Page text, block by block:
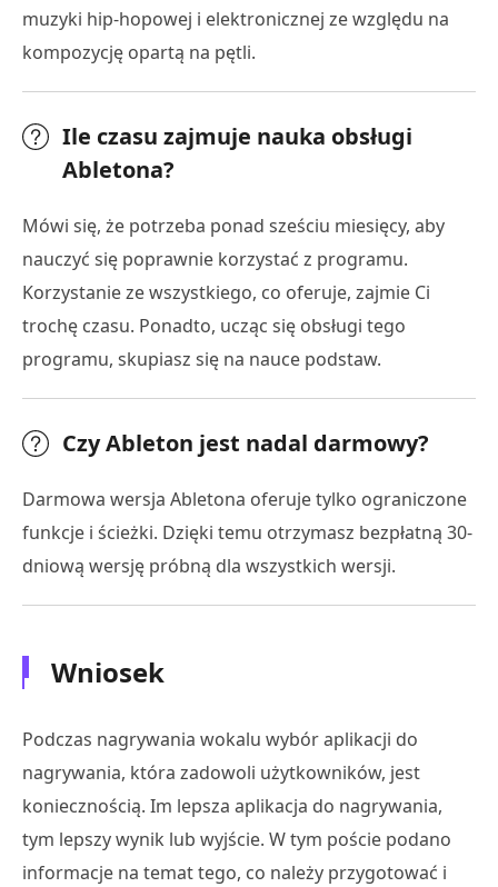
muzyki hip-hopowej i elektronicznej ze względu na
kompozycję opartą na pętli.
Ile czasu zajmuje nauka obsługi
Abletona?
Mówi się, że potrzeba ponad sześciu miesięcy, aby
nauczyć się poprawnie korzystać z programu.
Korzystanie ze wszystkiego, co oferuje, zajmie Ci
trochę czasu. Ponadto, ucząc się obsługi tego
programu, skupiasz się na nauce podstaw.
Czy Ableton jest nadal darmowy?
Darmowa wersja Abletona oferuje tylko ograniczone
funkcje i ścieżki. Dzięki temu otrzymasz bezpłatną 30-
dniową wersję próbną dla wszystkich wersji.
Wniosek
Podczas nagrywania wokalu wybór aplikacji do
nagrywania, która zadowoli użytkowników, jest
koniecznością. Im lepsza aplikacja do nagrywania,
tym lepszy wynik lub wyjście. W tym poście podano
informacje na temat tego, co należy przygotować i